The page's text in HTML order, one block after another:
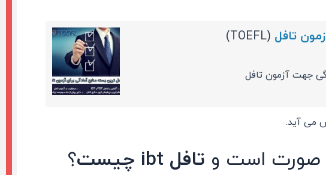
تافل (TOEFL)
جهت آزمون تافل
می آید.
تافل ibt چیست ؟